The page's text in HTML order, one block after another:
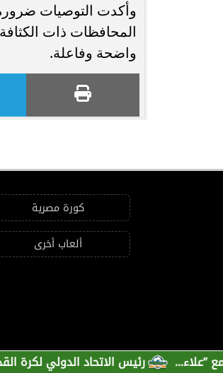
رئيس الاتحاد الدولي لكرة القدم
وأكدت التوصيات
المحافظات ذات
واضحة وفاعلة.
كورة مصرية
ألعاب أخرى